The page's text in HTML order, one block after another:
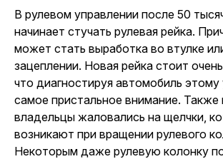
В рулевом управлении после 50
начинает стучать рулевая рейка.
может стать выработка во втулке
зацеплении. Новая рейка стоит
что диагностируя автомобиль этому
самое пристальное внимание. Также
владельцы жаловались на щелчки,
возникают при вращении рулевого
Некоторым даже рулевую колонку